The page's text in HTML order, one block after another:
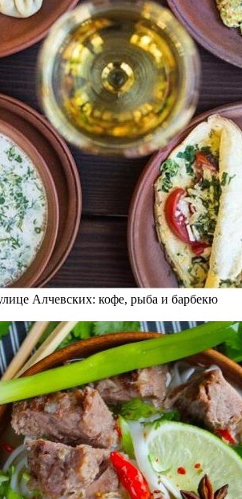
Алчевских: кофе, рыба и барбекю